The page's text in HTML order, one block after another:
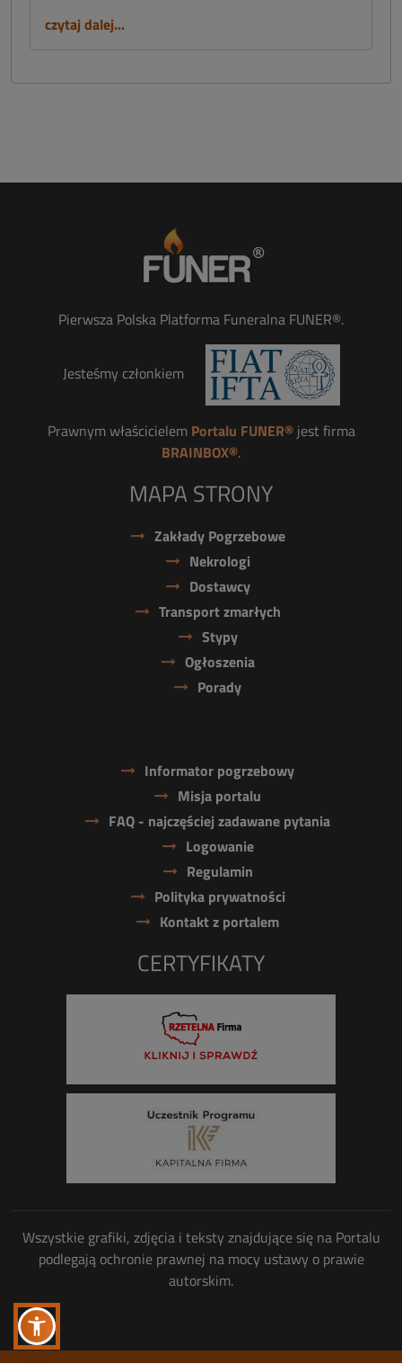
czytaj dalej...
Pierwsza Polska Platforma Funeralna FUNER®.
Jesteśmy członkiem
Prawnym właścicielem Portalu FUNER®jest firma
BRAINBOX®.
MAPA STRONY
Zakłady Pogrzebowe
Nekrologi
Dostawcy
Transport zmarłych
Stypy
Ogłoszenia
Porady
Informator pogrzebowy
Misja portalu
FAQ - najczęściej zadawane pytania
Logowanie
Regulamin
Polityka prywatności
Kontakt z portalem
CERTYFIKATY
Wszystkie grafiki, zdjęcia i teksty znajdujące się na Portalu
podlegają ochronie prawnej na mocy ustawy o prawie
autorskim.